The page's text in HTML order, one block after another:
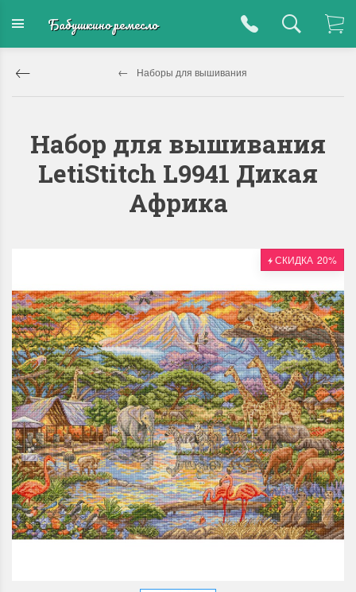
Бабушкино ремесло
Наборы для вышивания
Набор для вышивания
LetiStitch L9941 Дикая
Африка
СКИДКА 20%